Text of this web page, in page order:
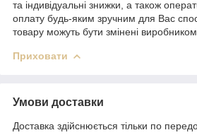
та індивідуальні знижки, а також
оплату будь-яким зручним для Вас
товару можуть бути змінені виробником.
Приховати
Умови доставки
Доставка здійснюється тільки по